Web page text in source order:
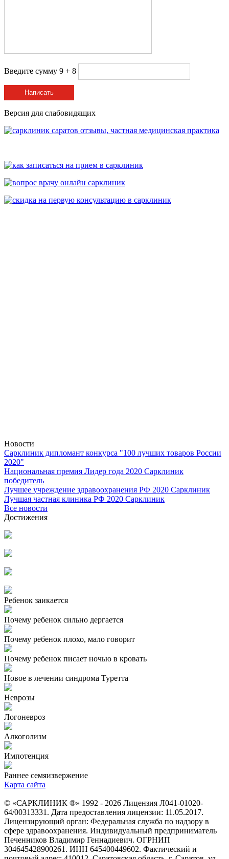
Введите сумму 9 + 8
Написать
Версия для слабовидящих
Новости
Сарклиник дипломант конкурса "100 лучших товаров России
2020"
Национальная премия Лидер года 2020 Сарклиник
победитель
Лучшее учреждение здравоохранения РФ 2020 Сарклиник
Лучшая частная клиника РФ 2020 Сарклиник
Все новости
Достижения
Ребенок заикается
Почему ребенок сильно дергается
Почему ребенок плохо, мало говорит
Почему ребенок писает ночью в кровать
Новое в лечении синдрома Туретта
Неврозы
Логоневроз
Алкоголизм
Импотенция
Раннее семяизвержение
Карта сайта
© «САРКЛИНИК ®» 1992 - 2026 Лицензия Л041-01020-
64/00313331. Дата предоставления лицензии: 11.05.2017.
Лицензирующий орган: Федеральная служба по надзору в
сфере здравоохранения. Индивидуальный предприниматель
Печенников Владимир Геннадиевич. ОГРНИП
304645428900261. ИНН 645400449602. Фактический и